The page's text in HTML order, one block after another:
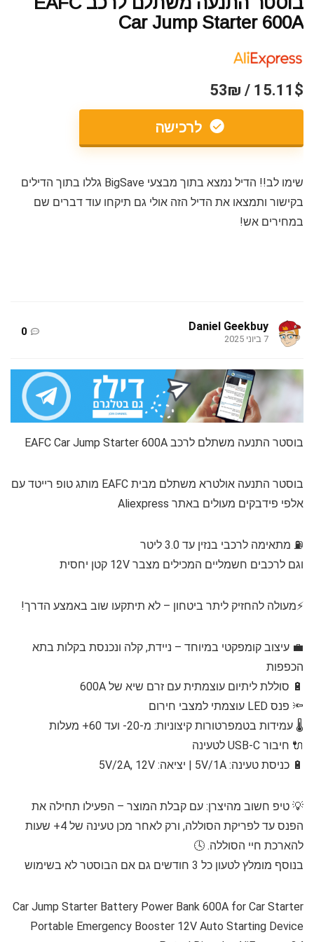
Car Jump Starter 600A
15.11$ / 53₪
לרכישה
שימו לב!! הדיל נמצא בתוך מבצעי BigSave גללו בתוך הדילים
בקישור ותמצאו את הדיל הזה אולי גם תיקחו עוד דברים שם
במחירים אש!
Daniel Geekbuy
7 ביוני 2025
0
בוסטר התנעה משתלם לרכב EAFC Car Jump Starter 600A
בוסטר התנעה אולטרא משתלם מבית EAFC מותג טופ רייטד עם
אלפי פידבקים מעולים באתר Aliexpress
⛽ מתאימה לרכבי בנזין עד 3.0 ליטר
וגם לרכבים חשמליים המכילים מצבר 12V קטן יחסית
⚡מעולה להחזיק ליתר ביטחון – לא תיתקעו שוב באמצע הדרך!
💼 עיצוב קומפקטי במיוחד – ניידת, קלה ונכנסת בקלות בתא
הכפפות
🔋 סוללת ליתיום עוצמתית עם זרם שיא של 600A
🔦 פנס LED עוצמתי למצבי חירום
🌡️ עמידות בטמפרטורות קיצוניות: מ-20- ועד 60+ מעלות
🔌 חיבור USB-C לטעינה
🔋 כניסת טעינה: 5V/1A | יציאה: 5V/2A, 12V
💡 טיפ חשוב מהיצרן: עם קבלת המוצר – הפעילו תחילה את
הפנס עד לפריקת הסוללה, ורק לאחר מכן טעינה של 4+ שעות
להארכת חיי הסוללה. 🕓
בנוסף מומלץ לטעון כל 3 חודשים גם אם הבוסטר לא בשימוש
Car Jump Starter Battery Power Bank 600A for Car Starter
Portable Emergency Booster 12V Auto Starting Device